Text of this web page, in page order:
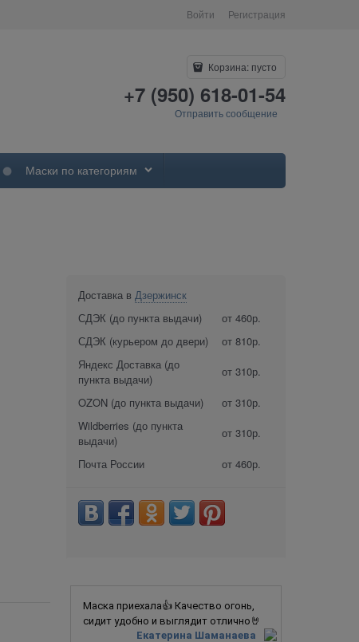
Войти Регистрация
Корзина: пусто
+7 (950) 618-01-54
Отправить сообщение
Маски по категориям
Доставка в Дзержинск
СДЭК (до пункта выдачи)
от 460р.
СДЭК (курьером до двери)
от 810р.
Яндекс Доставка (до
пункта выдачи)
от 310р.
OZON (до пункта выдачи)
от 310р.
Wildberries (до пункта
выдачи)
от 310р.
Почта России от 460р.
Екатерина Шаманаева
Маска приехала👍 Качество огонь,
сидит удобно и выглядит отлично🤘